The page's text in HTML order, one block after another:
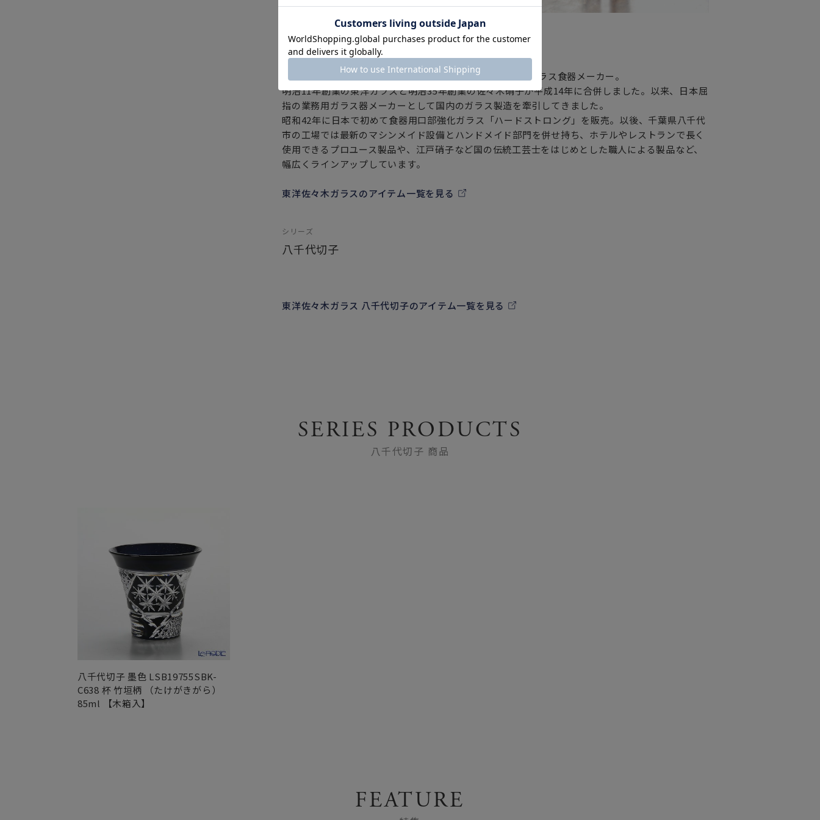
東洋佐々木ガラス
東洋佐々木ガラスは、創業140年を超える日本屈指の国産ガラス食器メーカー。
明治11年創業の東洋ガラスと明治35年創業の佐々木硝子が平成14年に合併しました。以来、日本屈
指の業務用ガラス器メーカーとして国内のガラス製造を牽引してきました。
昭和42年に日本で初めて食器用口部強化ガラス「ハードストロング」を販売。以後、千葉県八千代
市の工場では最新のマシンメイド設備とハンドメイド部門を併せ持ち、ホテルやレストランで長く
使用できるプロユース製品や、江戸硝子など国の伝統工芸士をはじめとした職人による製品など、
幅広くラインアップしています。
東洋佐々木ガラスのアイテム一覧を見る
シリーズ
八千代切子
東洋佐々木ガラス 八千代切子のアイテム一覧を見る
SERIES PRODUCTS
八千代切子 商品
八千代切子 墨色 LSB19755SBK-
C638 杯 竹垣柄 （たけがきがら）
85ml 【木箱入】
FEATURE